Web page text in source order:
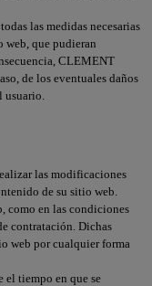
las medidas necesarias
web, que pudieran
CLEMENT
de los eventuales daños
las modificaciones
de su sitio web.
como en las condiciones
contratación. Dichas
web por cualquier forma
el tiempo en que se